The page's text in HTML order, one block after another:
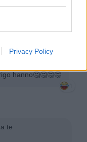
Privacy Policy
diventare
1
hanno🤔🤔🤔🤔
1
te